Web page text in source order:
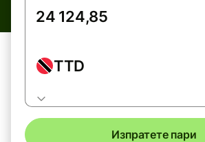
TTD
Изпратете пари